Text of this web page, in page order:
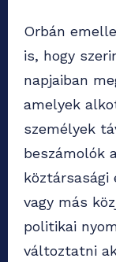
Orbán
is, hogy
napjaiban
amelyek
személyek
beszámolók
köztársasági
vagy más
politikai
változtatni